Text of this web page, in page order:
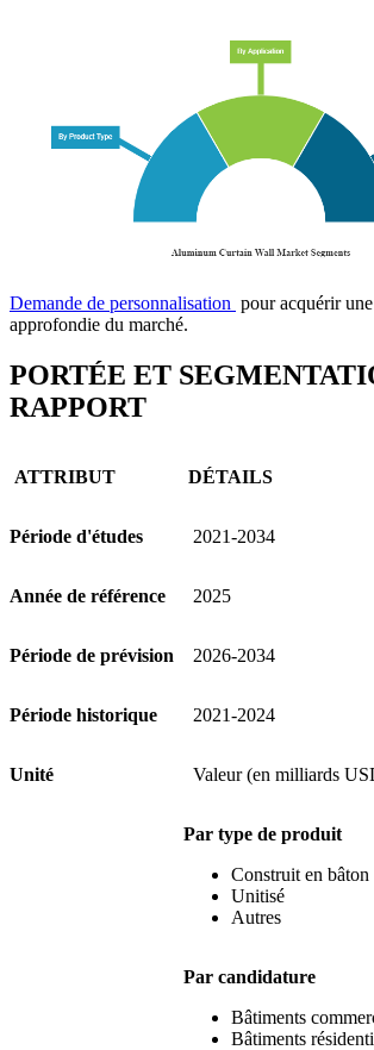
Demande de personnalisation pour acquérir
approfondie du marché.
PORTÉE ET
RAPPORT
ATTRIBUT DÉTAILS
Période d'études 2021-2034
Année de référence 2025
Période de prévision 2026-2034
Période historique 2021-2024
Unité Valeur (en milliards
Par type de produit
Construit en bâton
Unitisé
Autres
Par candidature
Bâtiments
Bâtiments